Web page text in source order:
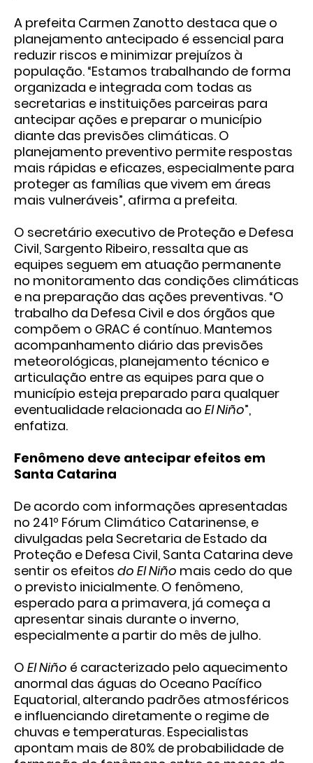
A prefeita Carmen Zanotto destaca que o
planejamento antecipado é essencial para
reduzir riscos e minimizar prejuízos à
população. “Estamos trabalhando de forma
organizada e integrada com todas as
secretarias e instituições parceiras para
antecipar ações e preparar o município
diante das previsões climáticas. O
planejamento preventivo permite respostas
mais rápidas e eficazes, especialmente para
proteger as famílias que vivem em áreas
mais vulneráveis”, afirma a prefeita.
O secretário executivo de Proteção e Defesa
Civil, Sargento Ribeiro, ressalta que as
equipes seguem em atuação permanente
no monitoramento das condições climáticas
e na preparação das ações preventivas. “O
trabalho da Defesa Civil e dos órgãos que
compõem o GRAC é contínuo. Mantemos
acompanhamento diário das previsões
meteorológicas, planejamento técnico e
articulação entre as equipes para que o
município esteja preparado para qualquer
eventualidade relacionada ao El Niño”,
enfatiza.
Fenômeno deve antecipar efeitos em
Santa Catarina
De acordo com informações apresentadas
no 241º Fórum Climático Catarinense, e
divulgadas pela Secretaria de Estado da
Proteção e Defesa Civil, Santa Catarina deve
sentir os efeitos do El Niño mais cedo do que
o previsto inicialmente. O fenômeno,
esperado para a primavera, já começa a
apresentar sinais durante o inverno,
especialmente a partir do mês de julho.
O El Niño é caracterizado pelo aquecimento
anormal das águas do Oceano Pacífico
Equatorial, alterando padrões atmosféricos
e influenciando diretamente o regime de
chuvas e temperaturas. Especialistas
apontam mais de 80% de probabilidade de